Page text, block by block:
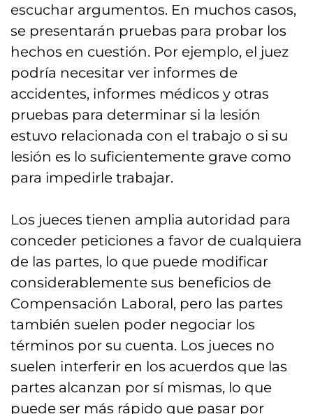
escuchar argumentos. En muchos casos,
se presentarán pruebas para probar los
hechos en cuestión. Por ejemplo, el juez
podría necesitar ver informes de
accidentes, informes médicos y otras
pruebas para determinar si la lesión
estuvo relacionada con el trabajo o si su
lesión es lo suficientemente grave como
para impedirle trabajar.
Los jueces tienen amplia autoridad para
conceder peticiones a favor de cualquiera
de las partes, lo que puede modificar
considerablemente sus beneficios de
Compensación Laboral, pero las partes
también suelen poder negociar los
términos por su cuenta. Los jueces no
suelen interferir en los acuerdos que las
partes alcanzan por sí mismas, lo que
puede ser más rápido que pasar por